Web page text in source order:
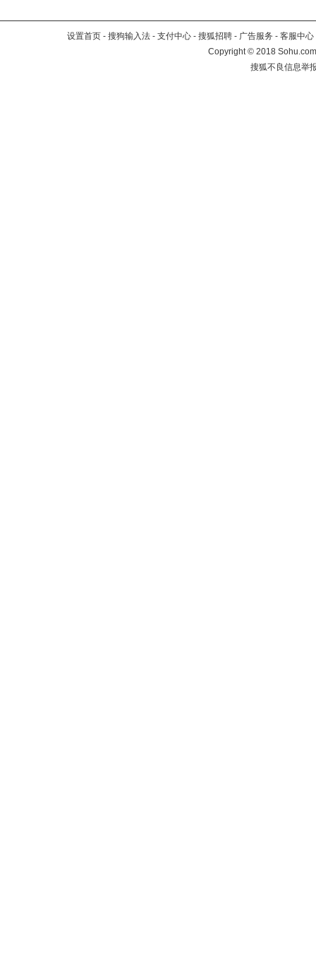
设置首页 - 搜狗输入法 - 支付中心 - 搜狐招聘 - 广告服务 - 客服中心
Copyright©2018
搜狐不良信息举